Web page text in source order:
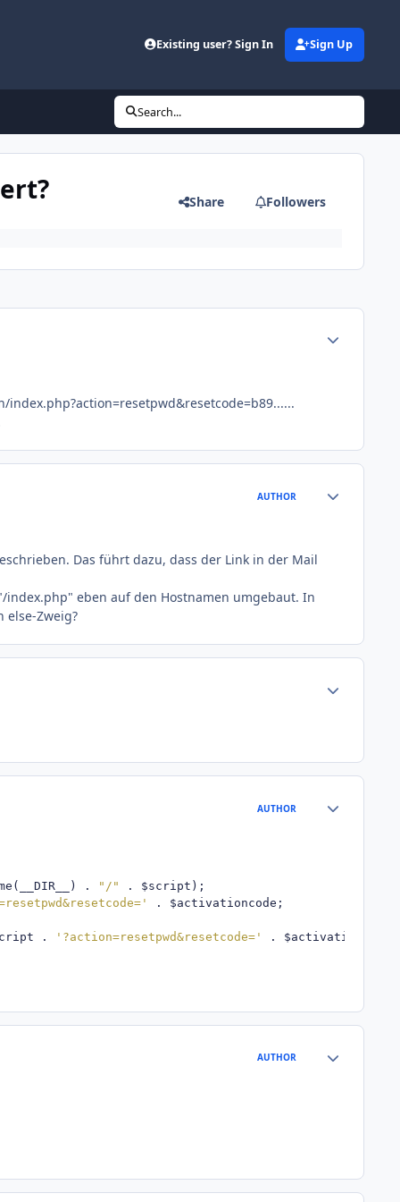
Existing user? Sign In Sign Up
Search...
Share Followers
AUTHOR
Das führt dazu, dass der Link in der Mail
index.php" eben auf den Hostnamen umgebaut. In
Zweig?
AUTHOR
( __DIR__ ) . "/" . $script );
. $activationcode ;
. '?action=resetpwd&resetcode=' . $activationcode
AUTHOR